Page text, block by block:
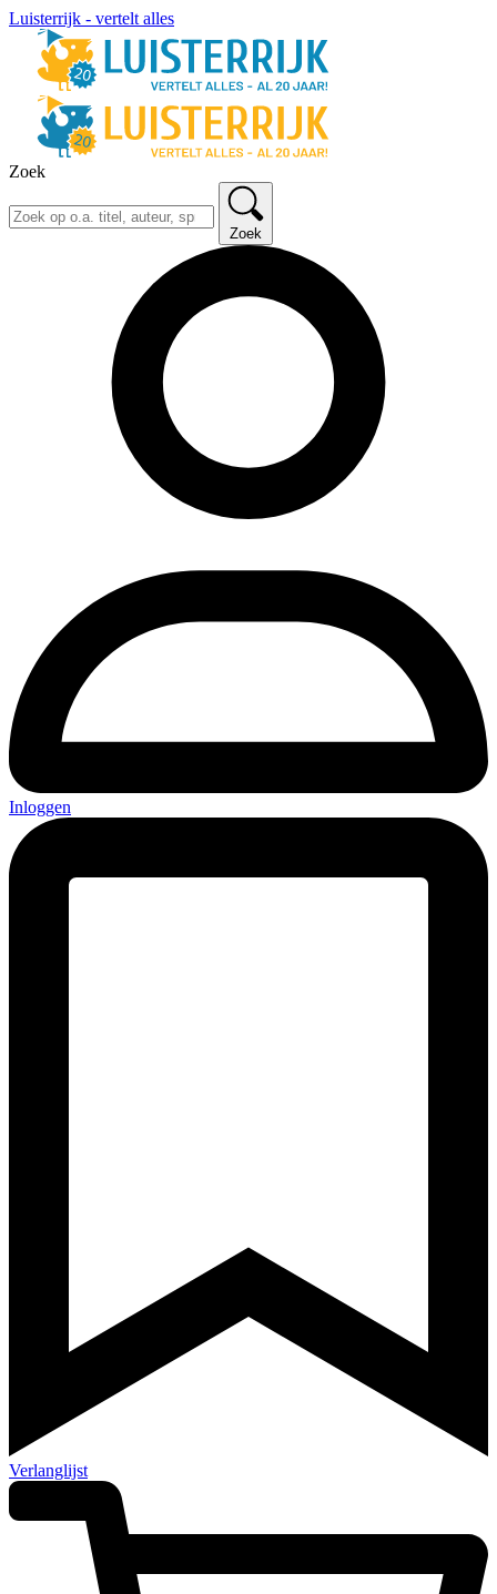
Luisterrijk - vertelt alles
Zoek
Zoek
Inloggen
Verlanglijst